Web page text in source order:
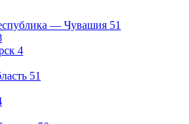
— Чувашия 51
4
51